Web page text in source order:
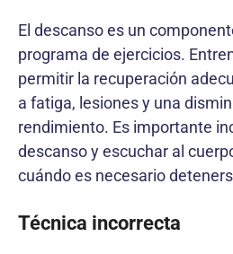
El descanso es un
programa de ejercicios.
permitir la recuperación
a fatiga, lesiones y una
rendimiento. Es importante
descanso y escuchar al
cuándo es necesario
Técnica incorrecta